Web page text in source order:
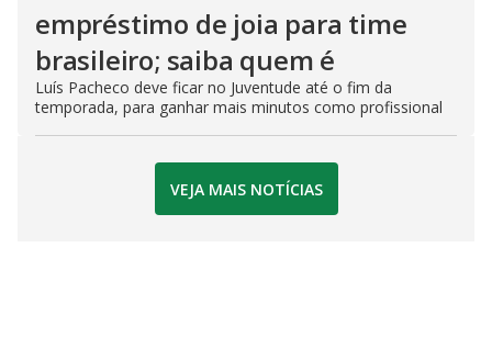
empréstimo de joia para time
brasileiro; saiba quem é
Luís Pacheco deve ficar no Juventude até o fim da
temporada, para ganhar mais minutos como profissional
VEJA MAIS NOTÍCIAS